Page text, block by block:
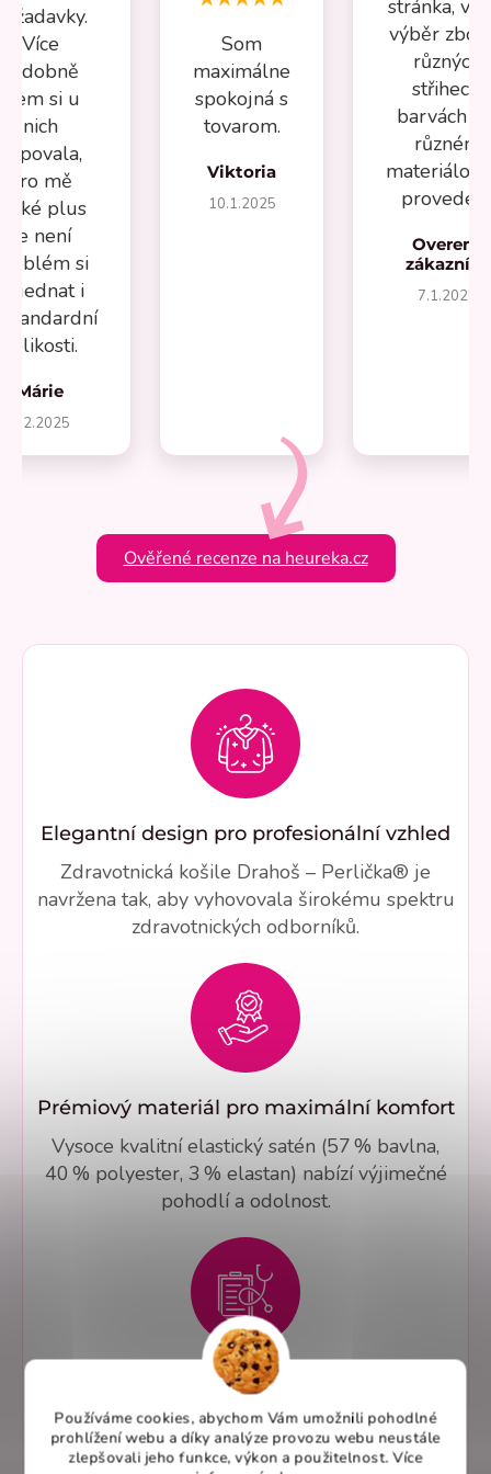
Používáme cookies, abychom Vám umožnili pohodlné
prohlížení webu a díky analýze provozu webu neustále
zlepšovali jeho funkce, výkon a použitelnost. Více
Více
nádobně
jsem si u
nich
pro mě
plus
že není
si
i
velikosti.
Márie
1.2.2025
Som
maximálne
spokojná s
tovarom.
Viktoria
10.1.2025
stránka,
výběr
různých
střihech,
barvách a
různém
Overený
zákazník
7.1.2025
Ověřené recenze na heureka.cz
Elegantní design pro profesionální vzhled
Zdravotnická košile Drahoš – Perlička® je
navržena tak, aby vyhovovala širokému spektru
zdravotnických odborníků.
Prémiový materiál pro maximální komfort
Vysoce kvalitní elastický satén (57 % bavlna,
40 % polyester, 3 % elastan) nabízí výjimečné
pohodlí a odolnost.
Praktická řešení pro zdravotnický personál
Jedna náprsní a dvě spodní kapsy umožňují
pohodlné uložení nezbytných pomůcek, takže